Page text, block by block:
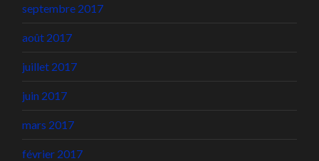
septembre 2017
août 2017
juillet 2017
juin 2017
mars 2017
février 2017